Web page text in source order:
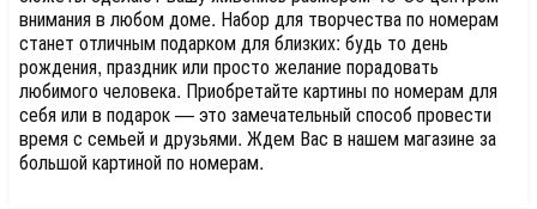
внимания в любом доме. Набор для творчества по номерам
станет отличным подарком для близких: будь то день
рождения, праздник или просто желание порадовать
любимого человека. Приобретайте картины по номерам для
себя или в подарок — это замечательный способ провести
время с семьей и друзьями. Ждем Вас в нашем магазине за
большой картиной по номерам.